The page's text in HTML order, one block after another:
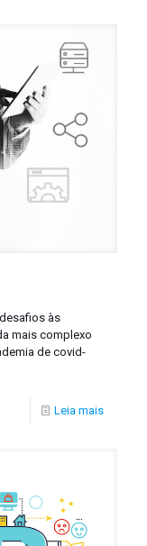
às
mais complexo
de covid-
Leia mais